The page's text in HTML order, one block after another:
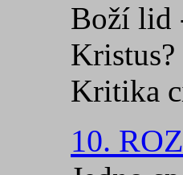
Boží lid
Kritika
10.